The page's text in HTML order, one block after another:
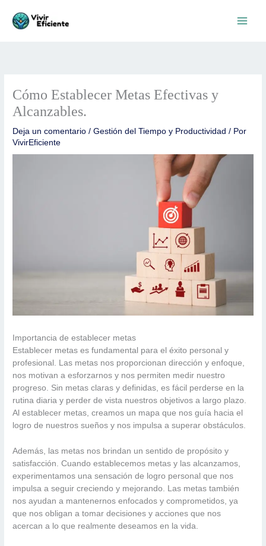
contenido
Cómo Establecer Metas Efectivas y
Alcanzables.
Deja un comentario /Gestión del Tiempo y Productividad / Por
VivirEficiente
Importancia de establecer metas
Establecer metas es fundamental para el éxito personal y
profesional. Las metas nos proporcionan dirección y enfoque,
nos motivan a esforzarnos y nos permiten medir nuestro
progreso. Sin metas claras y definidas, es fácil perderse en la
rutina diaria y perder de vista nuestros objetivos a largo plazo.
Al establecer metas, creamos un mapa que nos guía hacia el
logro de nuestros sueños y nos impulsa a superar obstáculos.
Además, las metas nos brindan un sentido de propósito y
satisfacción. Cuando establecemos metas y las alcanzamos,
experimentamos una sensación de logro personal que nos
impulsa a seguir creciendo y mejorando. Las metas también
nos ayudan a mantenernos enfocados y comprometidos, ya
que nos obligan a tomar decisiones y acciones que nos
acercan a lo que realmente deseamos en la vida.